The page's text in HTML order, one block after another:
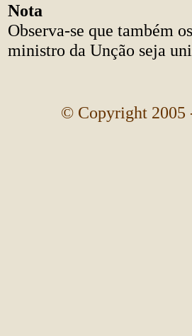
Nota
Observa-se que também
ministro da Unção seja
© Copyright 2005